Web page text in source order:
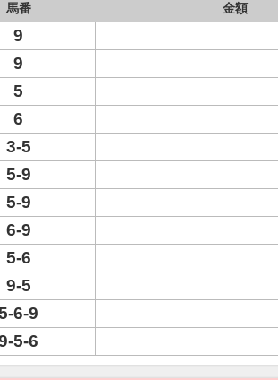
馬番 金額
9
9
5
6
3-5
5-9
5-9
6-9
5-6
9-5
6-9
5-6